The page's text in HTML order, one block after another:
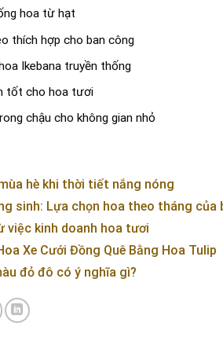
hoa từ hạt
thích hợp cho ban công
Ikebana truyền thống
tốt cho hoa tươi
chậu cho không gian nhỏ
hè khi thời tiết nắng nóng
sinh: Lựa chọn hoa theo tháng của
việc kinh doanh hoa tươi
Xe Cưới Đồng Quê Bằng Hoa Tulip
đỏ đô có ý nghĩa gì?